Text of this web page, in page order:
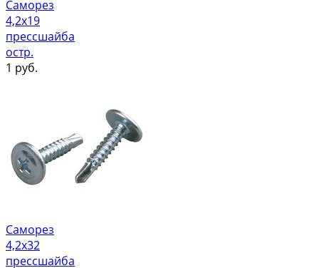
Саморез
4,2х19
прессшайба
остр.
1 руб.
Саморез
4,2х32
прессшайба